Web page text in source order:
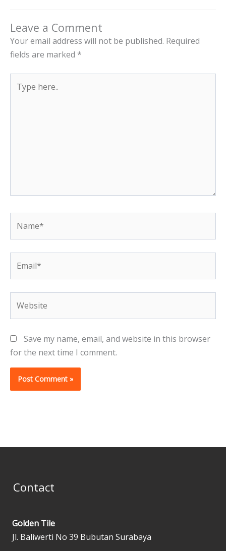
Leave a Comment
Your email address will not be published. Required
fields are marked *
here..
Save my name, email, and website in this browser
for the next time I comment.
Contact
Golden Tile
Jl. Baliwerti No 39 Bubutan Surabaya